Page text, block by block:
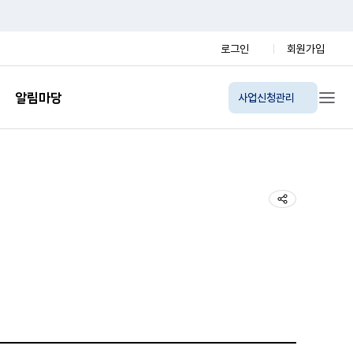
로그인 회원가입
알림마당 사업신청관리
공유 열기